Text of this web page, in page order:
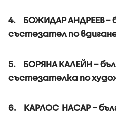
4. БОЖИДАР АНДРЕЕВ –
състезател по
5. БОРЯНА КАЛЕЙН –
състезателка по
6. КАРЛОС НАСАР –